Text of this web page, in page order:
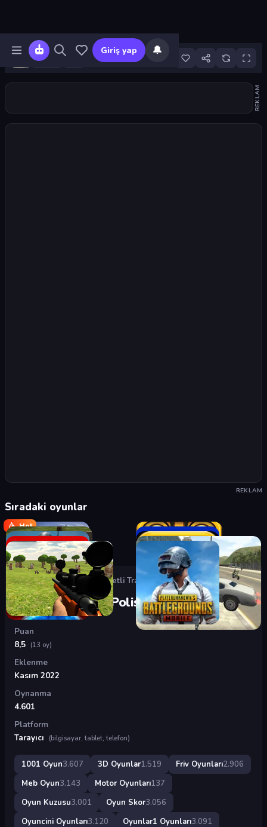
Giriş yap 🔔
11
REKLAM
REKLAM
Sıradaki oyunlar
Hot
Oyunlar›3D Oyunlar Bisikletli Trafik Polisi
Bisikletli Trafik Polisi
Puan
8,5 (13 oy)
Eklenme
Kasım 2022
Oynanma
4.601
Platform
Tarayıcı
(bilgisayar, tablet, telefon)
1001 Oyun3.607 3D Oyunlar1.519 Friv Oyunları2.906
Meb Oyun3.143 Motor Oyunları137
Oyun Kuzusu3.001 Oyun Skor3.056
Oyuncini Oyunları3.120 Oyunlar1 Oyunları3.091